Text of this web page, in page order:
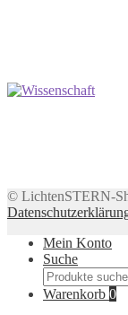
© LichtenSTERN-
Mein Konto
Suche
Suchen
nach:
Warenkorb 0